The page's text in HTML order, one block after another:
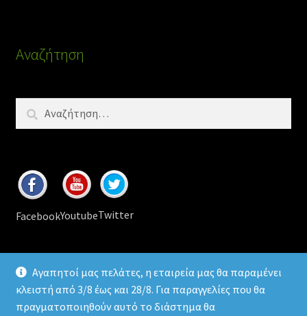
Αγαπητοί μας πελάτες, η εταιρεία μας θα παραμένει
κλειστή από 3/8 έως και 28/8. Για παραγγελίες που θα
πραγματοποιηθούν αυτό το διάστημα θα
Αναζήτηση
για:
FacebookYoutubeTwitter